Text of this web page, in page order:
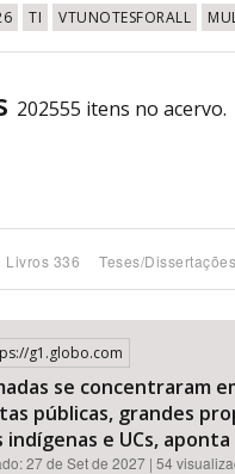
TI VTUNOTESFORALL
202555 itens no acervo.
Livros 336 Teses/
g1.globo.com
se concentraram
públicas, grandes
indígenas e UCs,
27 de Set de 2027 | 54